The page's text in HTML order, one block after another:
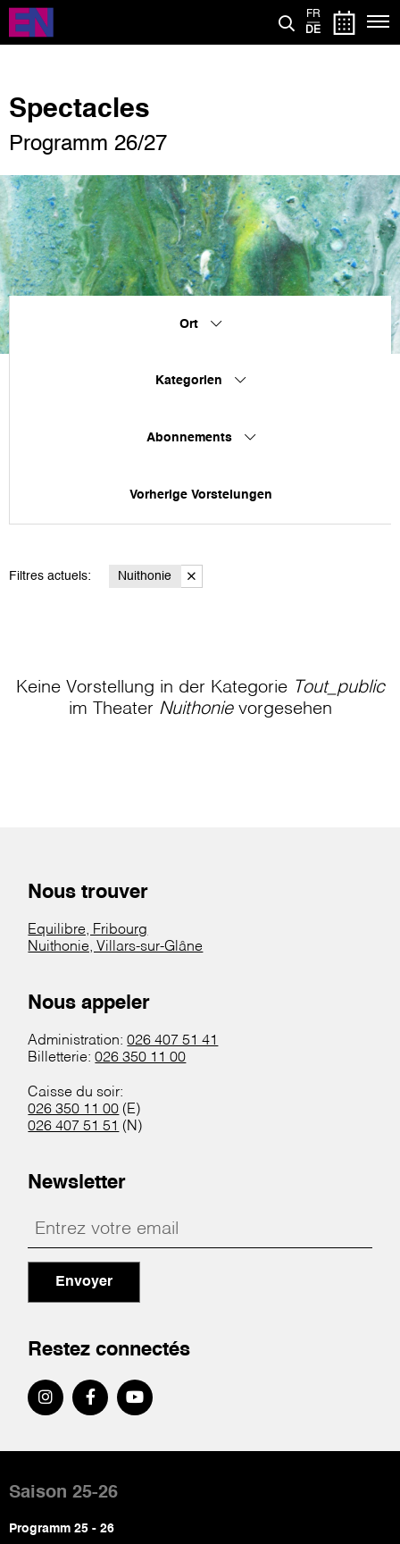
Direkt
zum
Inhalt
FR
DE
Spectacles
Programm 26/27
Ort
Kategorien
Abonnements
Vorherige Vorstelungen
Filtres actuels: Nuithonie
Keine Vorstellung in der Kategorie Tout_public
im Theater Nuithonievorgesehen
Nous trouver
Equilibre, Fribourg
Nuithonie, Villars-sur-Glâne
Nous appeler
Administration:026 407 51 41
Billetterie:026 350 11 00
Caisse du soir:
026 350 11 00 (E)
026 407 51 51 (N)
Newsletter
Envoyer
Restez connectés
de
page
Saison 25-26
Programm 25 - 26